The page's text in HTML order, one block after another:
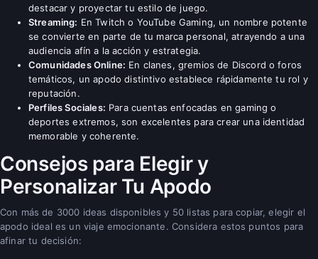
destacar y proyectar tu estilo de juego.
Streaming: En Twitch o YouTube Gaming, un nombre potente
se convierte en parte de tu marca personal, atrayendo a una
audiencia afín a la acción y estrategia.
Comunidades Online: En clanes, gremios de Discord o foros
temáticos, un apodo distintivo establece rápidamente tu rol y
reputación.
Perfiles Sociales: Para cuentas enfocadas en gaming o
deportes extremos, son excelentes para crear una identidad
memorable y coherente.
Consejos para Elegir y
Personalizar Tu Apodo
Con más de 3000 ideas disponibles y 50 listas para copiar, elegir el
apodo ideal es un viaje emocionante. Considera estos puntos para
afinar tu decisión: